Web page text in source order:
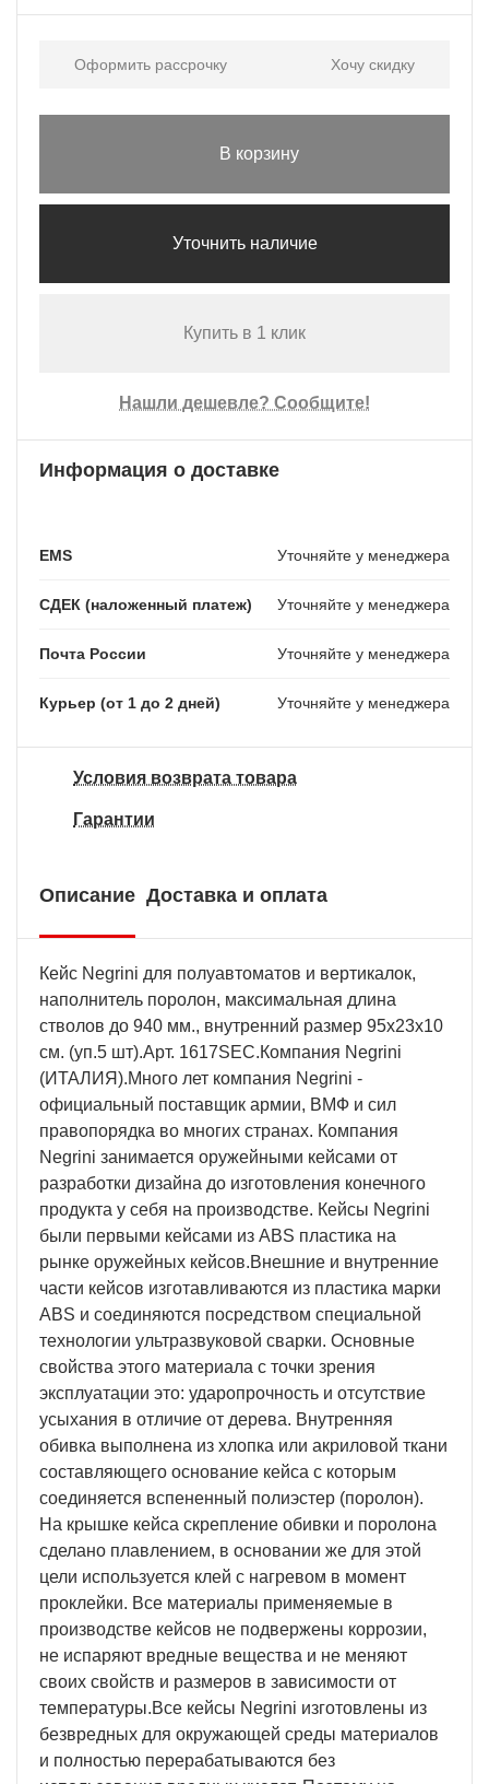
Оформить рассрочку Хочу скидку
В корзину
Уточнить наличие
Купить в 1 клик
Нашли дешевле? Сообщите!
Информация о доставке
EMS Уточняйте у менеджера
СДЕК (наложенный платеж) Уточняйте у менеджера
Почта России Уточняйте у менеджера
Курьер (от 1 до 2 дней) Уточняйте у менеджера
Условия возврата товара
Гарантии
Описание Доставка и оплата
Кейс Negrini для полуавтоматов и вертикалок,
наполнитель поролон, максимальная длина
стволов до 940 мм., внутренний размер 95х23х10
см. (уп.5 шт).Арт. 1617SEC.Компания Negrini
(ИТАЛИЯ).Много лет компания Negrini -
официальный поставщик армии, ВМФ и сил
правопорядка во многих странах. Компания
Negrini занимается оружейными кейсами от
разработки дизайна до изготовления конечного
продукта у себя на производстве. Кейсы Negrini
были первыми кейсами из ABS пластика на
рынке оружейных кейсов.Внешние и внутренние
части кейсов изготавливаются из пластика марки
ABS и соединяются посредством специальной
технологии ультразвуковой сварки. Основные
свойства этого материала с точки зрения
эксплуатации это: ударопрочность и отсутствие
усыхания в отличие от дерева. Внутренняя
обивка выполнена из хлопка или акриловой ткани
составляющего основание кейса с которым
соединяется вспененный полиэстер (поролон).
На крышке кейса скрепление обивки и поролона
сделано плавлением, в основании же для этой
цели используется клей с нагревом в момент
проклейки. Все материалы применяемые в
производстве кейсов не подвержены коррозии,
не испаряют вредные вещества и не меняют
своих свойств и размеров в зависимости от
температуры.Все кейсы Negrini изготовлены из
безвредных для окружающей среды материалов
и полностью перерабатываются без